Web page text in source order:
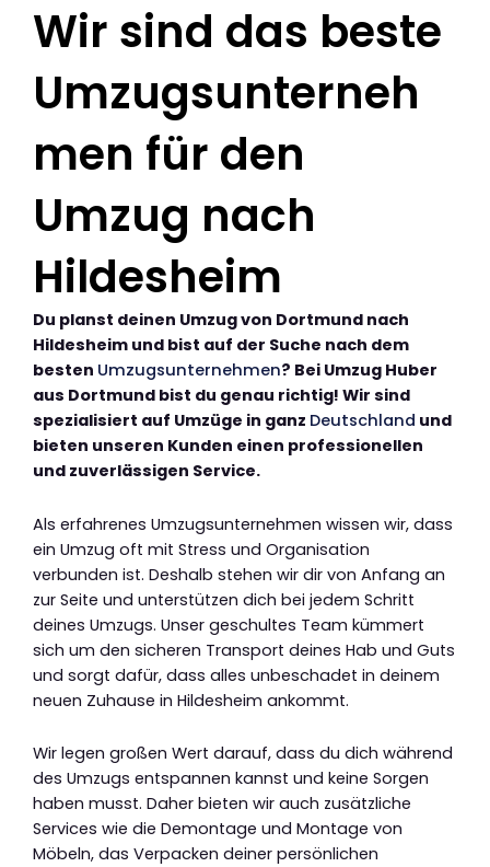
Wir sind das beste
Umzugsunterneh
men für den
Umzug nach
Hildesheim
Du planst deinen Umzug von Dortmund nach
Hildesheim und bist auf der Suche nach dem
besten Umzugsunternehmen? Bei Umzug Huber
aus Dortmund bist du genau richtig! Wir sind
spezialisiert auf Umzüge in ganz Deutschland und
bieten unseren Kunden einen professionellen
und zuverlässigen Service.
Als erfahrenes Umzugsunternehmen wissen wir, dass
ein Umzug oft mit Stress und Organisation
verbunden ist. Deshalb stehen wir dir von Anfang an
zur Seite und unterstützen dich bei jedem Schritt
deines Umzugs. Unser geschultes Team kümmert
sich um den sicheren Transport deines Hab und Guts
und sorgt dafür, dass alles unbeschadet in deinem
neuen Zuhause in Hildesheim ankommt.
Wir legen großen Wert darauf, dass du dich während
des Umzugs entspannen kannst und keine Sorgen
haben musst. Daher bieten wir auch zusätzliche
Services wie die Demontage und Montage von
Möbeln, das Verpacken deiner persönlichen